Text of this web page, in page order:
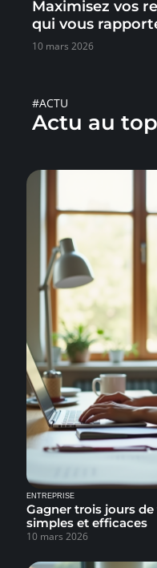
Maximisez vos
qui vous
10 mars 2026
#ACTU
Actu au top
ENTREPRISE
Gagner trois jours
simples et efficaces
10 mars 2026